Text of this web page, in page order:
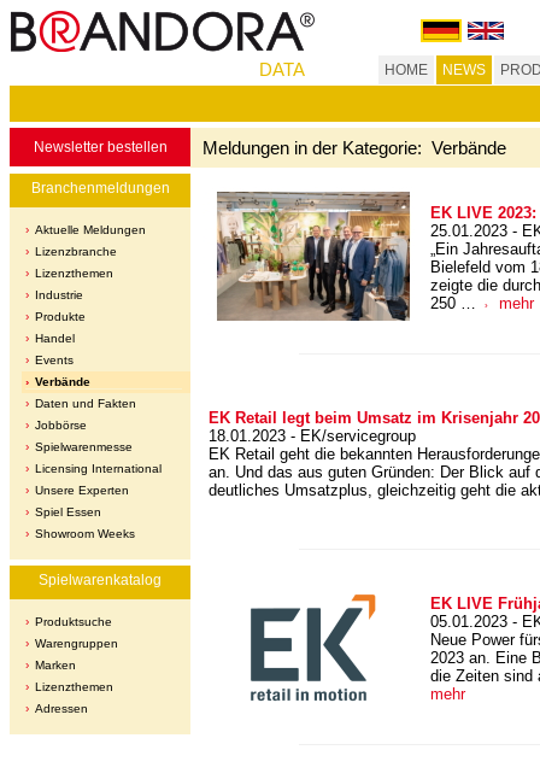
DATA HOME NEWS
Newsletter bestellen
Branchenmeldungen
Aktuelle Meldungen
Lizenzbranche
Lizenzthemen
Industrie
Produkte
Handel
Events
Verbände
Daten und Fakten
Jobbörse
Spielwarenmesse
Licensing International
Unsere Experten
Spiel Essen
Showroom Weeks
Spielwarenkatalog
Produktsuche
Warengruppen
Marken
Lizenzthemen
Adressen
Meldungen in der Kategorie: Verbände
EK LIVE
25.01.2023 -
„Ein
Bielefeld vom
zeigte die
250 …
mehr
EK Retail legt beim Umsatz im Krisenjahr
18.01.2023 - EK/servicegroup
EK Retail geht die bekannten
an. Und das aus guten Gründen: Der Blick
deutliches Umsatzplus, gleichzeitig geht die
EK LIVE
05.01.2023 -
Neue Power
2023 an. Eine
die Zeiten sind
mehr